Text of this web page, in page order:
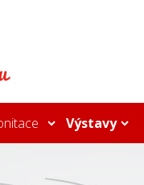
Výstavy